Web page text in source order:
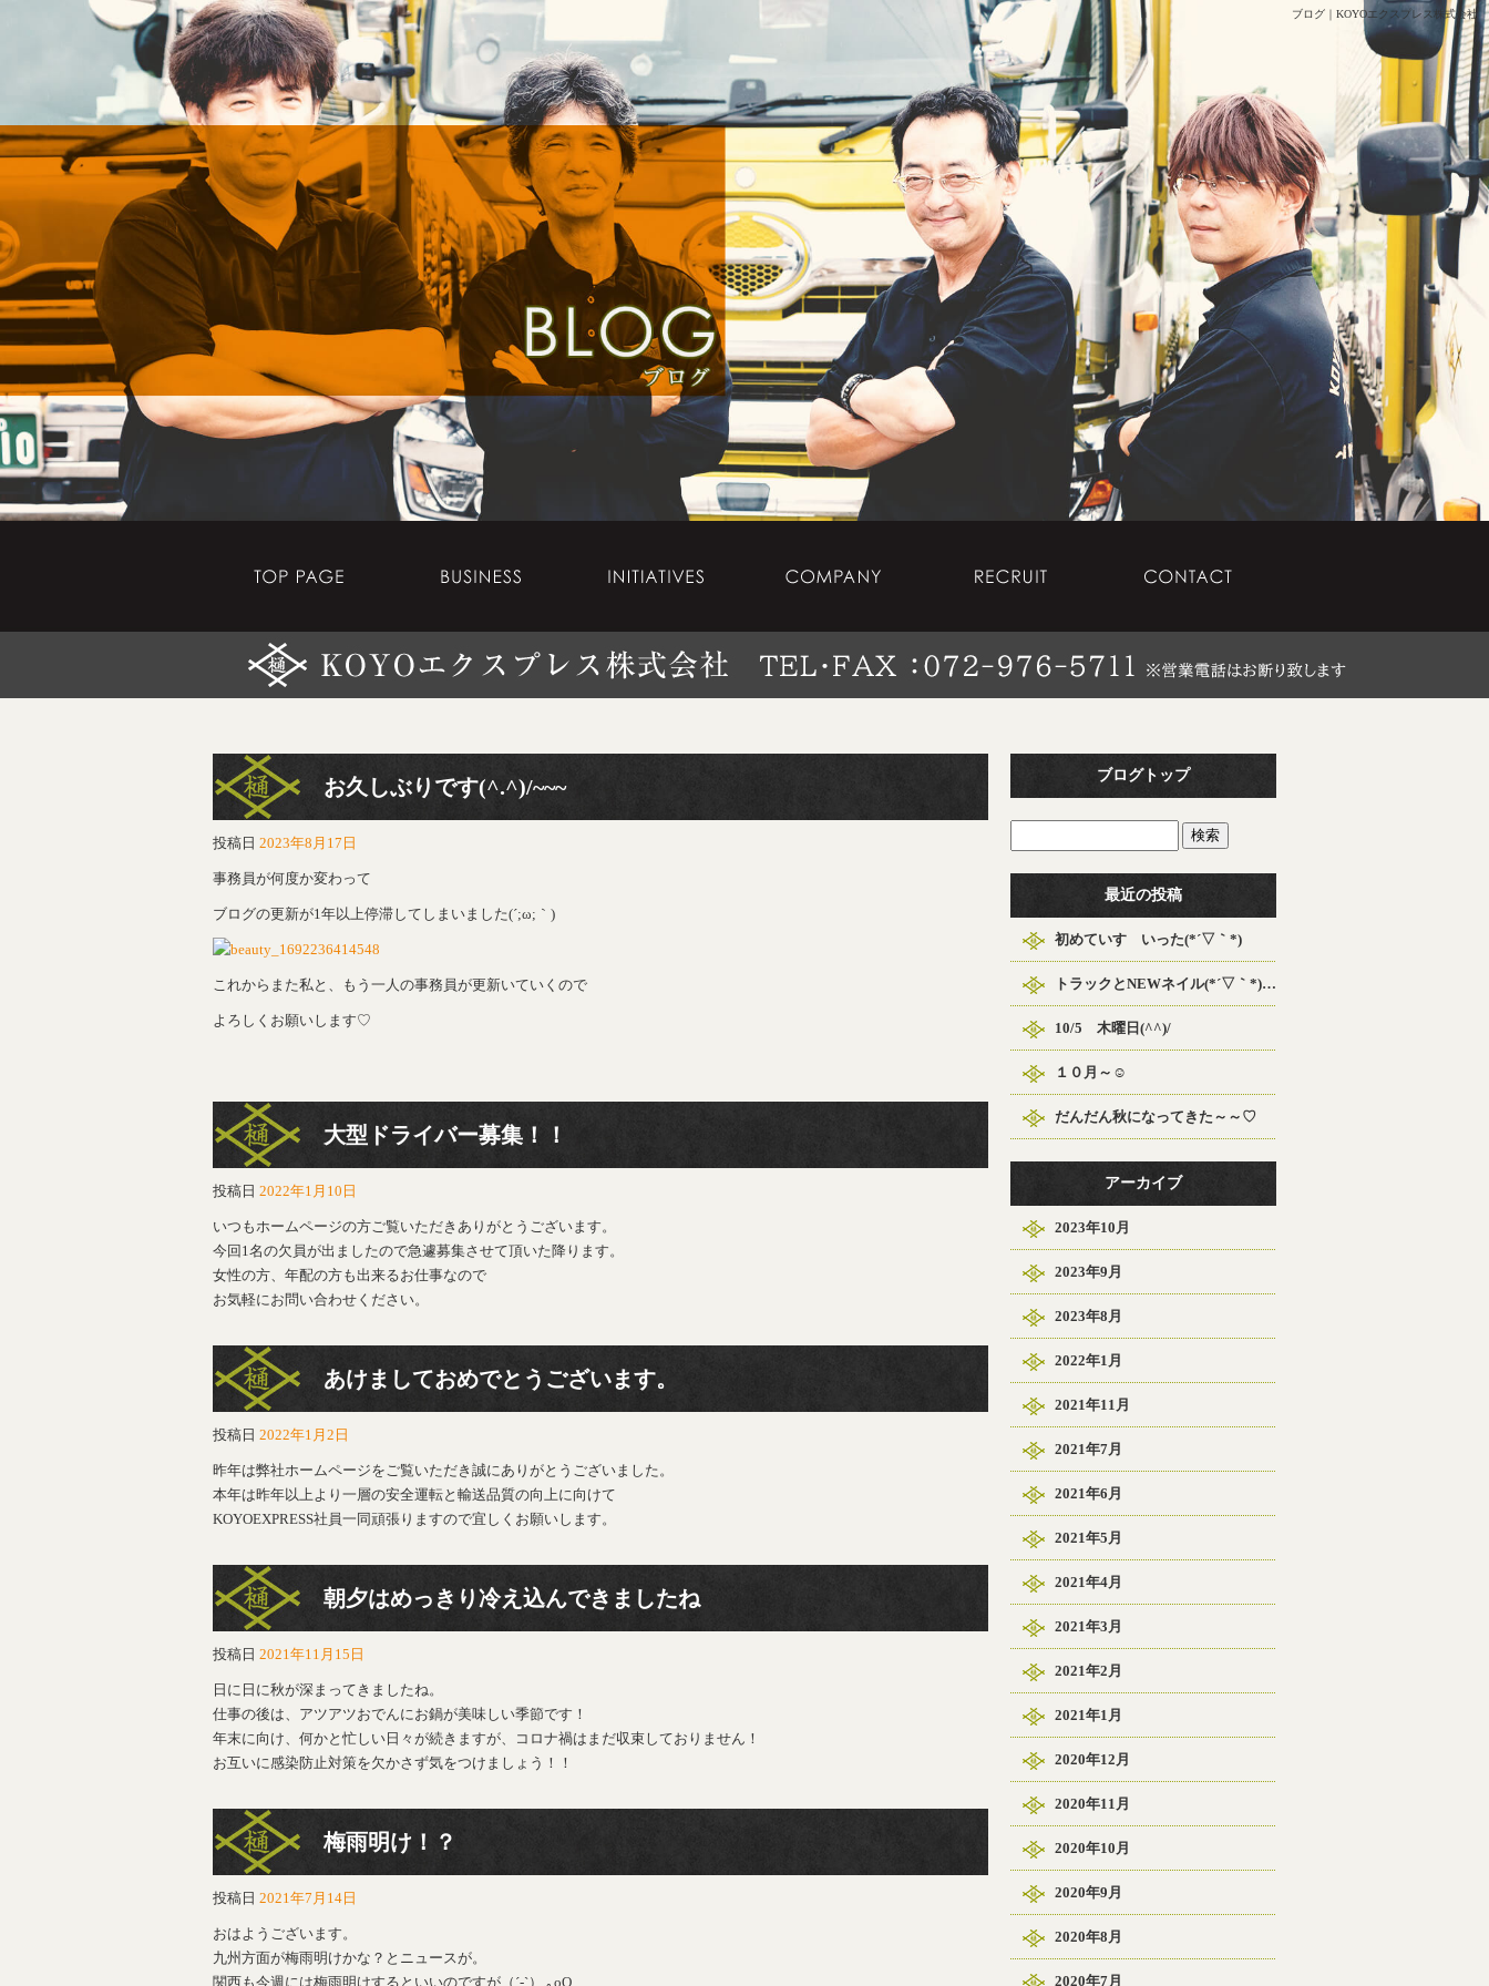
ブログ｜KOYOエクスプレス株式会社
お久しぶりです(^.^)/~~~
投稿日 2023年8月17日
事務員が何度か変わって
ブログの更新が1年以上停滞してしまいました(´;ω;｀)
これからまた私と、もう一人の事務員が更新いていくので
よろしくお願いします♡
大型ドライバー募集！！
投稿日 2022年1月10日
いつもホームページの方ご覧いただきありがとうございます。
今回1名の欠員が出ましたので急遽募集させて頂いた降ります。
女性の方、年配の方も出来るお仕事なので
お気軽にお問い合わせください。
あけましておめでとうございます。
投稿日 2022年1月2日
昨年は弊社ホームページをご覧いただき誠にありがとうございました。
本年は昨年以上より一層の安全運転と輸送品質の向上に向けて
KOYOEXPRESS社員一同頑張りますので宜しくお願いします。
朝夕はめっきり冷え込んできましたね
投稿日 2021年11月15日
日に日に秋が深まってきましたね。
仕事の後は、アツアツおでんにお鍋が美味しい季節です！
年末に向け、何かと忙しい日々が続きますが、コロナ禍はまだ収束しておりません！
お互いに感染防止対策を欠かさず気をつけましょう！！
梅雨明け！？
投稿日 2021年7月14日
おはようございます。
九州方面が梅雨明けかな？とニュースが。
関西も今週には梅雨明けするといいのですが（´-`）.｡oO
ブログトップ
最近の投稿
初めていすゞいった(*´▽｀*)
トラックとNEWネイル(*´▽｀*)（笑）
10/5 木曜日(^^)/
１０月～☺
だんだん秋になってきた～～♡
アーカイブ
2023年10月
2023年9月
2023年8月
2022年1月
2021年11月
2021年7月
2021年6月
2021年5月
2021年4月
2021年3月
2021年2月
2021年1月
2020年12月
2020年11月
2020年10月
2020年9月
2020年8月
2020年7月